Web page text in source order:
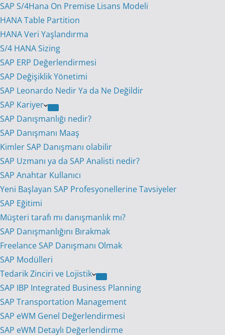
SAP S/4Hana On Premise Lisans Modeli
HANA Table Partition
HANA Veri Yaşlandırma
S/4 HANA Sizing
SAP ERP Değerlendirmesi
SAP Değişiklik Yönetimi
SAP Leonardo Nedir Ya da Ne Değildir
SAP Kariyer
SAP Danışmanlığı nedir?
SAP Danışmanı Maaş
Kimler SAP Danışmanı olabilir
SAP Uzmanı ya da SAP Analisti nedir?
SAP Anahtar Kullanıcı
Yeni Başlayan SAP Profesyonellerine Tavsiyeler
SAP Eğitimi
Müşteri tarafı mı danışmanlık mı?
SAP Danışmanlığını Bırakmak
Freelance SAP Danışmanı Olmak
SAP Modülleri
Tedarik Zinciri ve Lojistik
SAP IBP Integrated Business Planning
SAP Transportation Management
SAP eWM Genel Değerlendirmesi
SAP eWM Detaylı Değerlendirme